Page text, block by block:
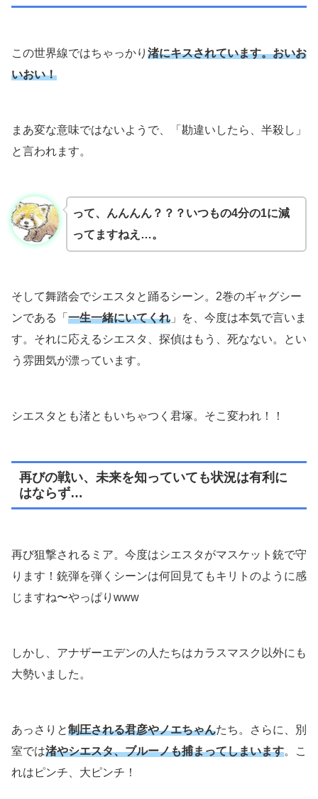
この世界線ではちゃっかり 渚にキスされています。おいお
いおい！
まあ変な意味ではないようで、「勘違いしたら、半殺し」
と言われます。
って、んんんん？？？いつもの4分の1に減
ってますねえ…。
そして舞踏会でシエスタと踊るシーン。2巻のギャグシー
ンである「 一生一緒にいてくれ 」を、今度は本気で言いま
す。それに応えるシエスタ、探偵はもう、死なない。とい
う雰囲気が漂っています。
シエスタとも渚ともいちゃつく君塚。そこ変われ！！
再びの戦い、未来を知っていても状況は有利に
はならず…
再び狙撃されるミア。今度はシエスタがマスケット銃で守
ります！銃弾を弾くシーンは何回見てもキリトのように感
じますね〜やっぱりwww
しかし、アナザーエデンの人たちはカラスマスク以外にも
大勢いました。
あっさりと制圧される君彦やノエちゃんたち。さらに、別
室では渚やシエスタ、ブルーノも捕まってしまいます。こ
れはピンチ、大ピンチ！